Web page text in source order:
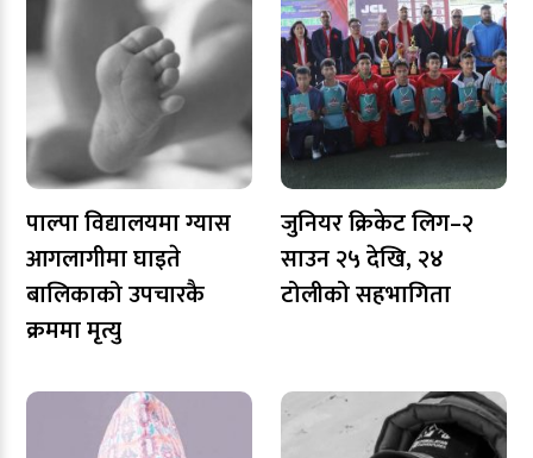
पाल्पा विद्यालयमा ग्यास
आगलागीमा घाइते
बालिकाको उपचारकै
क्रममा मृत्यु
जुनियर क्रिकेट लिग–२
साउन २५ देखि, २४
टोलीको सहभागिता